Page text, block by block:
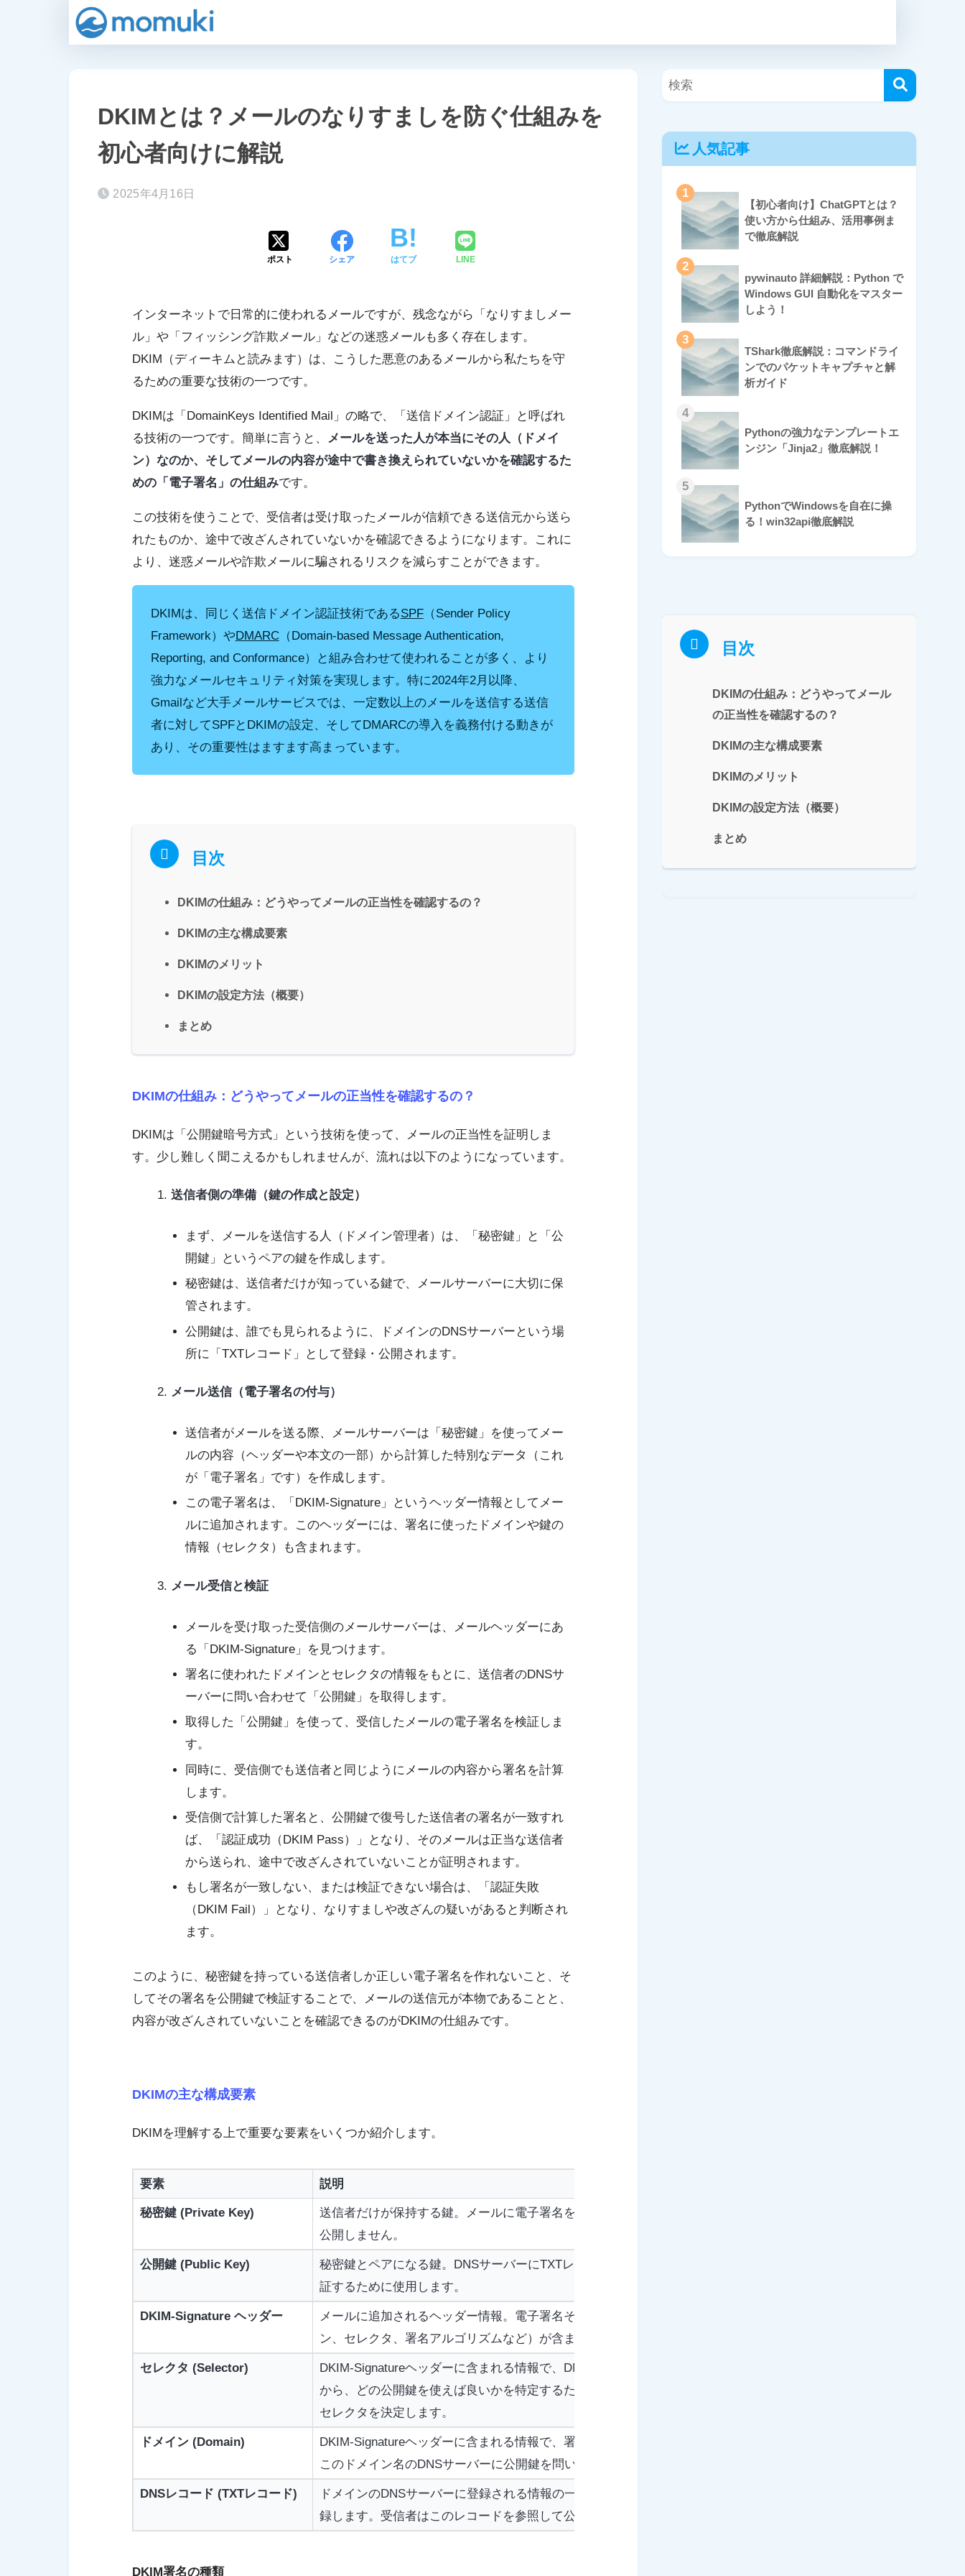
DKIMとは？メールのなりすましを防ぐ仕組みを
初心者向けに解説
2025年4月16日
ポスト シェア はてブ LINE
インターネットで日常的に使われるメールですが、残念ながら「なりすましメー
ル」や「フィッシング詐欺メール」などの迷惑メールも多く存在します。
DKIM（ディーキムと読みます）は、こうした悪意のあるメールから私たちを守
るための重要な技術の一つです。
DKIMは「DomainKeys Identified Mail」の略で、「送信ドメイン認証」と呼ばれ
る技術の一つです。簡単に言うと、 メールを送った人が本当にその人（ドメイ
ン）なのか、そしてメールの内容が途中で書き換えられていないかを確認するた
めの「電子署名」の仕組みです。
この技術を使うことで、受信者は受け取ったメールが信頼できる送信元から送ら
れたものか、途中で改ざんされていないかを確認できるようになります。これに
より、迷惑メールや詐欺メールに騙されるリスクを減らすことができます。
DKIMは、同じく送信ドメイン認証技術であるSPF（Sender Policy
Framework）やDMARC（Domain-based Message Authentication,
Reporting, and Conformance）と組み合わせて使われることが多く、より
強力なメールセキュリティ対策を実現します。特に2024年2月以降、
Gmailなど大手メールサービスでは、一定数以上のメールを送信する送信
者に対してSPFとDKIMの設定、そしてDMARCの導入を義務付ける動きが
あり、その重要性はますます高まっています。
目次
DKIMの仕組み：どうやってメールの正当性を確認するの？
DKIMの主な構成要素
DKIMのメリット
DKIMの設定方法（概要）
まとめ
DKIMの仕組み：どうやってメールの正当性を確認するの？
DKIMは「公開鍵暗号方式」という技術を使って、メールの正当性を証明しま
す。少し難しく聞こえるかもしれませんが、流れは以下のようになっています。
送信者側の準備（鍵の作成と設定）
まず、メールを送信する人（ドメイン管理者）は、「秘密鍵」と「公
開鍵」というペアの鍵を作成します。
秘密鍵は、送信者だけが知っている鍵で、メールサーバーに大切に保
管されます。
公開鍵は、誰でも見られるように、ドメインのDNSサーバーという場
所に「TXTレコード」として登録・公開されます。
メール送信（電子署名の付与）
送信者がメールを送る際、メールサーバーは「秘密鍵」を使ってメー
ルの内容（ヘッダーや本文の一部）から計算した特別なデータ（これ
が「電子署名」です）を作成します。
この電子署名は、「DKIM-Signature」というヘッダー情報としてメー
ルに追加されます。このヘッダーには、署名に使ったドメインや鍵の
情報（セレクタ）も含まれます。
メール受信と検証
メールを受け取った受信側のメールサーバーは、メールヘッダーにあ
る「DKIM-Signature」を見つけます。
署名に使われたドメインとセレクタの情報をもとに、送信者のDNSサ
ーバーに問い合わせて「公開鍵」を取得します。
取得した「公開鍵」を使って、受信したメールの電子署名を検証しま
す。
同時に、受信側でも送信者と同じようにメールの内容から署名を計算
します。
受信側で計算した署名と、公開鍵で復号した送信者の署名が一致すれ
ば、「認証成功（DKIM Pass）」となり、そのメールは正当な送信者
から送られ、途中で改ざんされていないことが証明されます。
もし署名が一致しない、または検証できない場合は、「認証失敗
（DKIM Fail）」となり、なりすましや改ざんの疑いがあると判断され
ます。
このように、秘密鍵を持っている送信者しか正しい電子署名を作れないこと、そ
してその署名を公開鍵で検証することで、メールの送信元が本物であることと、
内容が改ざんされていないことを確認できるのがDKIMの仕組みです。
DKIMの主な構成要素
DKIMを理解する上で重要な要素をいくつか紹介します。
要素 説明
秘密鍵 (Private Key)
送信者だけが保持する鍵。メールに電子署名を作成するために使用されます。外部には絶対に
公開しません。
公開鍵 (Public Key)
秘密鍵とペアになる鍵。DNSサーバーにTXTレコードとして公開され、受信者が電子署名を検
証するために使用します。
DKIM-Signature ヘッダー
メールに追加されるヘッダー情報。電子署名そのものや、検証に必要な情報（使用したドメイ
ン、セレクタ、署名アルゴリズムなど）が含まれます。
セレクタ (Selector)
DKIM-Signatureヘッダーに含まれる情報で、DNSサーバーに登録されている複数の公開鍵の中
から、どの公開鍵を使えば良いかを特定するための目印です。送信者は鍵ペアを作成する際に
セレクタを決定します。
ドメイン (Domain)
DKIM-Signatureヘッダーに含まれる情報で、署名を行った送信者のドメイン名です。受信者は
このドメイン名のDNSサーバーに公開鍵を問い合わせます。
DNSレコード (TXTレコード)
ドメインのDNSサーバーに登録される情報の一種。DKIMでは、公開鍵をTXTレコードとして登
録します。受信者はこのレコードを参照して公開鍵を取得します。
DKIM署名の種類
人気記事
1
【初心者向け】ChatGPTとは？
使い方から仕組み、活用事例ま
で徹底解説
2
pywinauto 詳細解説：Python で
Windows GUI 自動化をマスター
しよう！
3
TShark徹底解説：コマンドライ
ンでのパケットキャプチャと解
析ガイド
4
Pythonの強力なテンプレートエ
ンジン「Jinja2」徹底解説！
5
PythonでWindowsを自在に操
る！win32api徹底解説
目次
DKIMの仕組み：どうやってメール
の正当性を確認するの？
DKIMの主な構成要素
DKIMのメリット
DKIMの設定方法（概要）
まとめ